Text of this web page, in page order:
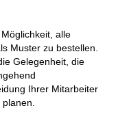
alle
Muster zu bestellen.
Gelegenheit, die
Ihrer Mitarbeiter